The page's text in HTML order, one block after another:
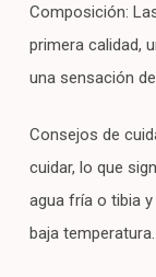
Composición:
primera calidad,
una sensación
Consejos de
cuidar, lo que
agua fría o tibia
baja temperatura.